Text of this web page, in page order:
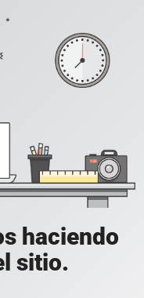
haciendo
sitio.